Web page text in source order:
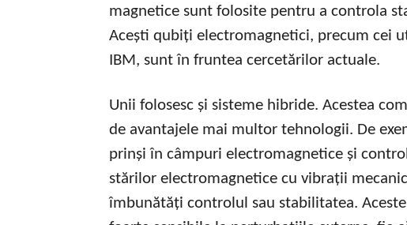
magnetice sunt folosite pentru a controla
Acești qubiți electromagnetici, precum cei
IBM, sunt în fruntea cercetărilor actuale.
Unii folosesc și sisteme hibride. Acestea
de avantajele mai multor tehnologii. De
prinși în câmpuri electromagnetice și
stărilor electromagnetice cu vibrații
îmbunătăți controlul sau stabilitatea.